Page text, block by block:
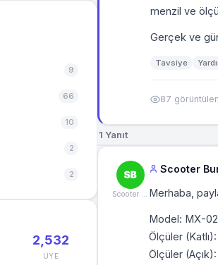
9
66
10
2
2
2,532
ÜYE
menzil ve
Gerçek ve
Tavsiye
87
1 Yanıt
Scooter Burada
Scooter
Merhaba,
Model: MX-
Ölçüler
Ölçüler